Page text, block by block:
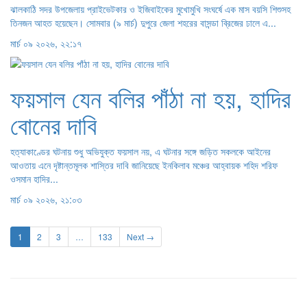
ঝালকাঠি সদর উপজেলায় প্রাইভেটকার ও ইজিবাইকের মুখোমুখি সংঘর্ষে এক মাস বয়সি শিশুসহ
তিনজন আহত হয়েছেন। সোমবার (৯ মার্চ) দুপুরে জেলা শহরের বাসন্ডা ব্রিজের ঢালে এ...
মার্চ ০৯ ২০২৬, ২২:১৭
ফয়সাল যেন বলির পাঁঠা না হয়, হাদির
বোনের দাবি
হত্যাকাণ্ডের ঘটনায় শুধু অভিযুক্ত ফয়সাল নয়, এ ঘটনার সঙ্গে জড়িত সকলকে আইনের
আওতায় এনে দৃষ্টান্তমূলক শাস্তির দাবি জানিয়েছে ইনকিলাব মঞ্চের আহ্বায়ক শহিদ শরিফ
ওসমান হাদির...
মার্চ ০৯ ২০২৬, ২১:০৩
1 2 3 … 133 Next →